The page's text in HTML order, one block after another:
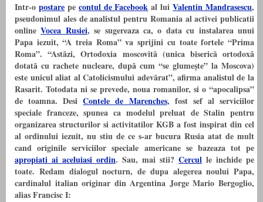
Intr-o postarepe contul de Facebook al luiValentin Mandrasescu,
pseudonimul ales de analistul pentru Romania al activei publicatii
onlineVocea Rusiei, se sugereaza ca, o data cu instalarea unui
Papa iezuit, “A treia Roma” va sprijini cu toate fortele “Prima
Roma”. “Astăzi, Ortodoxia moscovită (unica biserică ortodoxă
dotată cu rachete nucleare, după cum “se glumeşte” la Moscova)
este unicul aliat al Catolicismului adevărat”, afirma analistul de la
Rasarit. Totodata ni se prevede, noua romanilor, si o “apocalipsa”
de toamna. DesiContele de Marenches, fost sef al serviciilor
speciale franceze, spunea ca modelul preluat de Stalin pentru
organizarea structurilor si activitatilor KGB a fost inspirat din cel
al ordinului iezuit, nu stiu de ce s-ar bucura Rusia atat de mult
cand originile serviciilor speciale americane se bazeaza tot pe
apropiati ai aceluiasi ordin. Sau, mai stii? Cercul le inchide pe
toate. Redam dialogul nocturn, de dupa alegerea noului Papa,
cardinalul italian originar din Argentina Jorge Mario Bergoglio,
alias Francisc I: